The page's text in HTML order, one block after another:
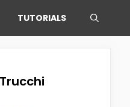
TUTORIALS